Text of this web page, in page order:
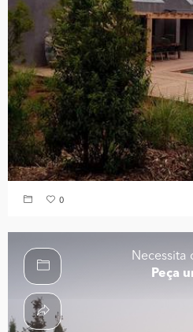
0
Peça